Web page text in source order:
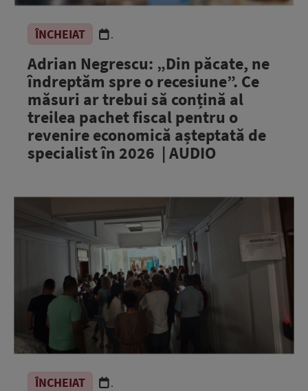
ÎNCHEIAT .
Adrian Negrescu: „Din păcate, ne
îndreptăm spre o recesiune”. Ce
măsuri ar trebui să conțină al
treilea pachet fiscal pentru o
revenire economică așteptată de
specialist în 2026 | AUDIO
ÎNCHEIAT .